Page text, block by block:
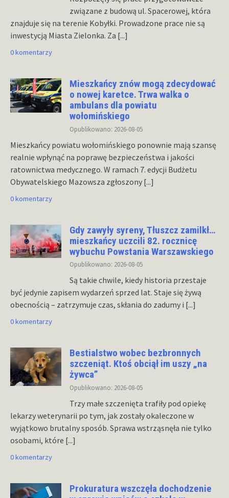
związane z budową ul. Spacerowej, która
znajduje się na terenie Kobyłki. Prowadzone prace nie są
inwestycją Miasta Zielonka. Za [...]
0 komentarzy
Mieszkańcy znów mogą zdecydować
o nowej karetce. Trwa walka o
ambulans dla powiatu
wołomińskiego
Opublikowano: 2026-08-05
Mieszkańcy powiatu wołomińskiego ponownie mają szansę
realnie wpłynąć na poprawę bezpieczeństwa i jakości
ratownictwa medycznego. W ramach 7. edycji Budżetu
Obywatelskiego Mazowsza zgłoszony [...]
0 komentarzy
Gdy zawyły syreny, Tłuszcz zamilkł…
mieszkańcy uczcili 82. rocznicę
wybuchu Powstania Warszawskiego
Opublikowano: 2026-08-05
Są takie chwile, kiedy historia przestaje
być jedynie zapisem wydarzeń sprzed lat. Staje się żywą
obecnością – zatrzymuje czas, skłania do zadumy i [...]
0 komentarzy
Bestialstwo wobec bezbronnych
szczeniąt. Ktoś obciął im uszy „na
żywca”
Opublikowano: 2026-08-05
Trzy małe szczenięta trafiły pod opiekę
lekarzy weterynarii po tym, jak zostały okaleczone w
wyjątkowo brutalny sposób. Sprawa wstrząsnęła nie tylko
osobami, które [...]
0 komentarzy
Prokuratura wszczęła dochodzenie